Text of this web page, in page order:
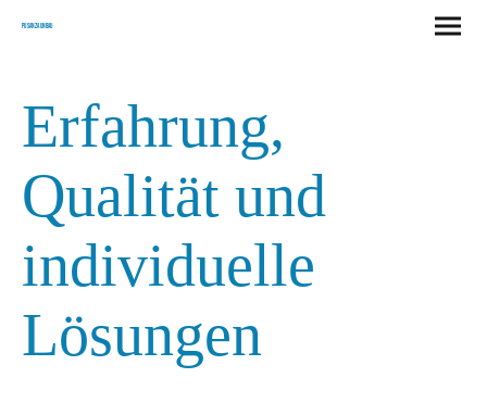
Pusan Zaunbau
Erfahrung,
Qualität und
individuelle
Lösungen